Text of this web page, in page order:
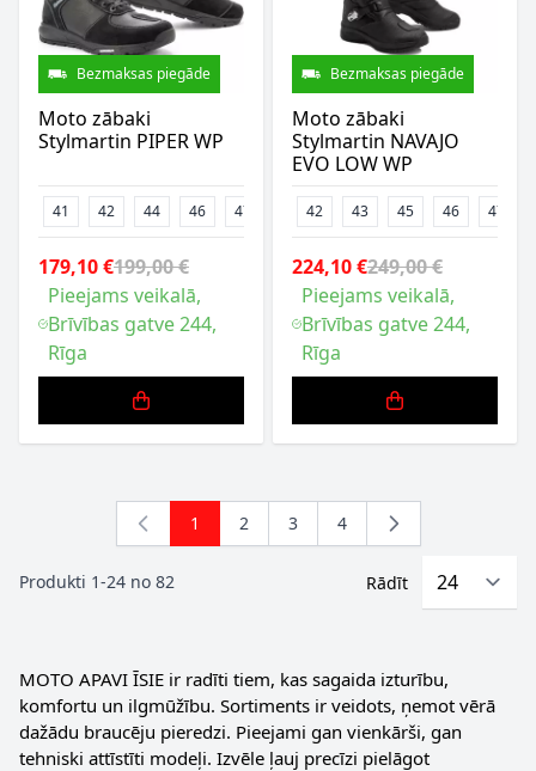
Bezmaksas piegāde
Moto zābaki
Stylmartin PIPER WP
41 42 44 46 47
179,10 €199,00 €
Pieejams veikalā,
Brīvības gatve 244,
Rīga
Bezmaksas piegāde
Moto zābaki
Stylmartin NAVAJO
EVO LOW WP
42 43 45 46 47
224,10 €249,00 €
Pieejams veikalā,
Brīvības gatve 244,
Rīga
Produkti 1-24 no 82
You're currently reading page
1 Lapa
2 Lapa
3 Lapa
4
Rādīt
MOTO APAVI ĪSIE ir radīti tiem, kas sagaida izturību,
komfortu un ilgmūžību. Sortiments ir veidots, ņemot vērā
dažādu braucēju pieredzi. Pieejami gan vienkārši, gan
tehniski attīstīti modeļi. Izvēle ļauj precīzi pielāgot